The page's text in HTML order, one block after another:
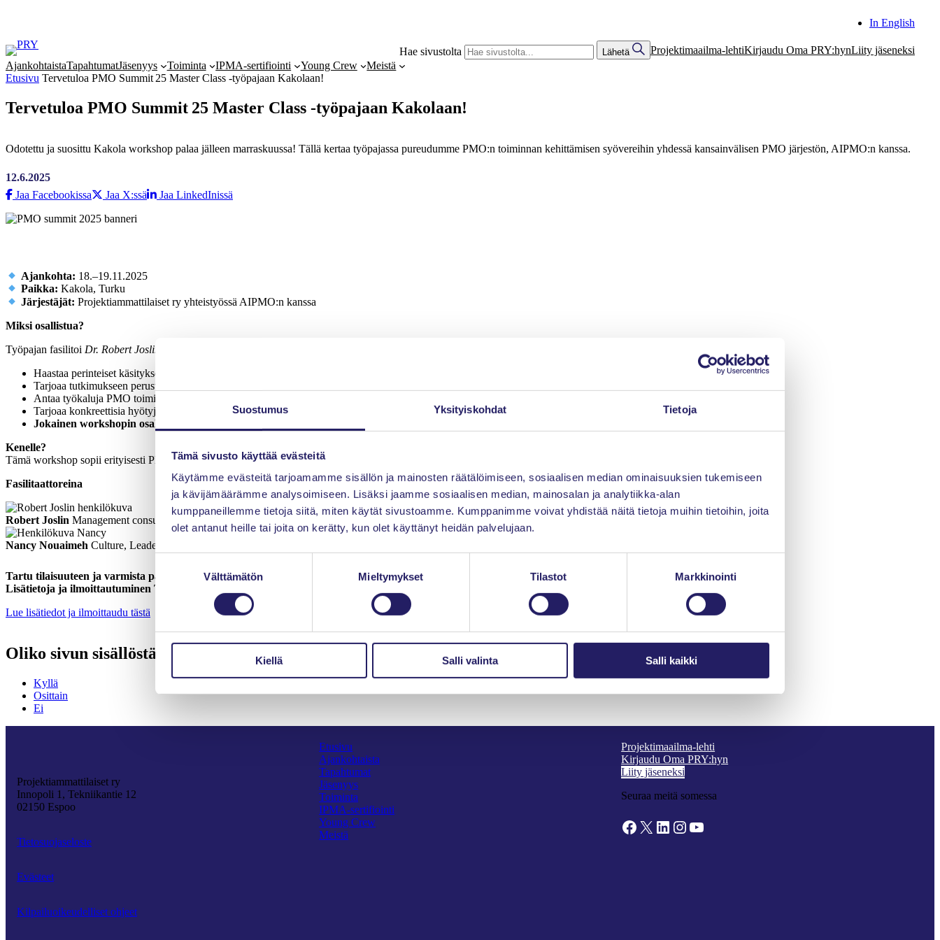
Suostumus Yksityiskohdat Tietoja
Tämä sivusto käyttää evästeitä
Käytämme evästeitä tarjoamamme sisällön ja mainosten räätälöimiseen, sosiaalisen median ominaisuuksien tukemiseen
ja kävijämäärämme analysoimiseen. Lisäksi jaamme sosiaalisen median, mainosalan ja analytiikka-alan
kumppaneillemme tietoja siitä, miten käytät sivustoamme. Kumppanimme voivat yhdistää näitä tietoja muihin tietoihin, joita
olet antanut heille tai joita on kerätty, kun olet käyttänyt heidän palvelujaan.
valinta
Välttämätön Mieltymykset Tilastot Markkinointi
Kiellä Salli valinta Salli kaikki
In English
Hae sivustolta Lähetä Projektimaailma-lehtiKirjaudu Oma PRY:hynLiity jäseneksi
AjankohtaistaTapahtumatJäsenyys Toiminta IPMA-sertifiointi Young Crew
Meistä
Etusivu Tervetuloa PMO Summit 25 Master Class ‑työpajaan Kakolaan!
Tervetuloa PMO Summit 25 Master Class ‑työpajaan Kakolaan!
Odotettu ja suosittu Kakola workshop palaa jälleen marraskuussa! Tällä kertaa työpajassa pureudumme PMO:n toiminnan kehittämisen syövereihin yhdessä kansainvälisen PMO järjestön, AIPMO:n kanssa.
12.6.2025
Jaa Facebookissa
Jaa X:ssä Jaa LinkedInissä
Ajankohta: 18.–19.11.2025
Paikka: Kakola, Turku
Järjestäjät: Projektiammattilaiset ry yhteistyössä AIPMO:n kanssa
Miksi osallistua?
Työpajan fasilitoi Dr. RobertJoslin
Haastaa perinteiset käsitykset PMO-toiminnasta ja tuo esiin uusimmat näkemykset
Tarjoaa tutkimukseen perustuvaa, käytännönläheistä oppia ja työskentelyjä kollegaryhmissä
Antaa työkaluja PMO toiminnan kehittämiseen kansainvälisen asiantuntijan ohjauksessa
Tarjoaa konkreettisia hyötyjä sekä strategiselle että operatiiviselle projektitoiminnalle
Jokainen workshopin osallistuja saa ”henkilökohtaisen”
Kenelle?
Tämä workshop sopii erityisesti PMO:ssa työskenteleville ja PMO-toimintaa kehittäville ammattilaisille, jotka haluavat viedä toimintansa uudelle tasolle.
Fasilitaattoreina
Robert Joslin Management consultant and the founder of AIPMO
Nancy Nouaimeh Culture, Leadership and Excellence Consultant
Tartu tilaisuuteen ja varmista paikkasi marraskuun kovimmassa PMO-tapahtumassa!
Lisätietoja ja ilmoittautuminen Tapahtumakalenterissa.
Lue lisätiedot ja ilmoittaudu tästä
Oliko sivun sisällöstä hyötyä?
Kyllä
Osittain
Ei
Projektiammattilaiset ry
Innopoli 1, Tekniikantie 12
02150 Espoo
Tietosuojaseloste
Evästeet
Kilpailuoikeudelliset ohjeet
Etusivu
Ajankohtaista
Tapahtumat
Jäsenyys
Toiminta
IPMA-sertifiointi
Young Crew
Meistä
Projektimaailma-lehti
Kirjaudu Oma PRY:hyn
Liity jäseneksi
Seuraa meitä somessa
Facebook X LinkedIn Instagram YouTube